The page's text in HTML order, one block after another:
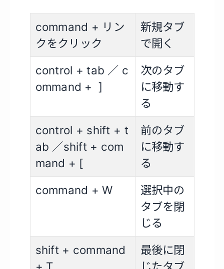
command + リン
クをクリック
新規タブ
で開く
control + tab ／ c
ommand + ]
次のタブ
に移動す
る
control + shift + t
ab ／shift + com
mand + [
前のタブ
に移動す
る
command + W
選択中の
タブを閉
じる
shift + command
+ T
最後に閉
じたタブ